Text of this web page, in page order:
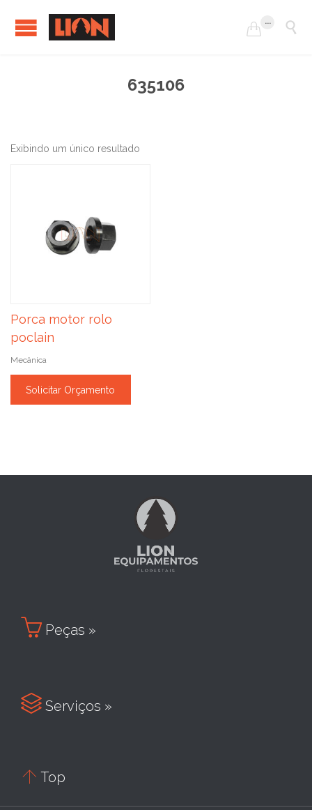

... 
635106
Exibindo um único resultado
Porca motor rolo
poclain
Mecânica
Solicitar Orçamento
 Peças »
 Serviços »
 Top